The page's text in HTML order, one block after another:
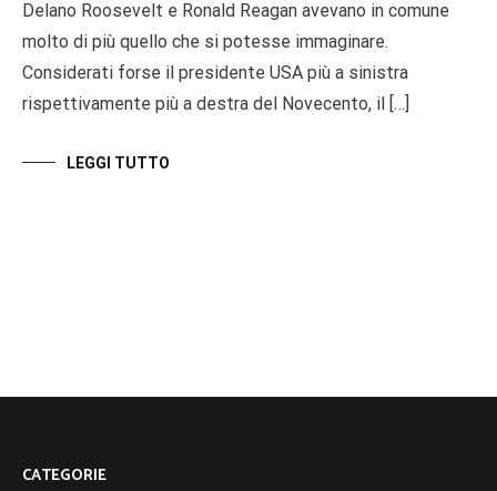
Delano Roosevelt e Ronald Reagan avevano in comune
molto di più quello che si potesse immaginare.
Considerati forse il presidente USA più a sinistra
rispettivamente più a destra del Novecento, il […]
LEGGI TUTTO
CATEGORIE